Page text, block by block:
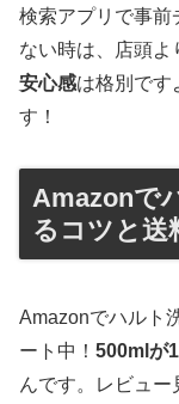
検索アプリで事前
ない時は、店頭よ
安心感は格別です
す！
Amazonで
るコツと送
Amazonでハルト
ート中！ 500mlが
んです。レビュー